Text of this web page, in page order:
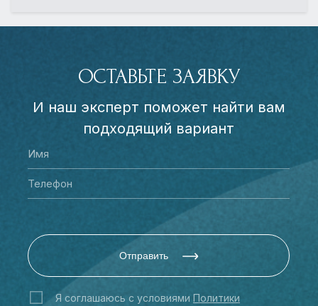
ОСТАВЬТЕ ЗАЯВКУ
И наш эксперт поможет найти вам
подходящий вариант
Я соглашаюсь с условиями Политики
Отправить